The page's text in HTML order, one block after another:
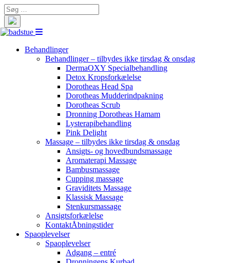
Search
for:
Behandlinger
Behandlinger – tilbydes ikke tirsdag & onsdag
DermaOXY Specialbehandling
Detox Kropsforkælelse
Dorotheas Head Spa
Dorotheas Mudderindpakning
Dorotheas Scrub
Dronning Dorotheas Hamam
Lysterapibehandling
Pink Delight
Massage – tilbydes ikke tirsdag & onsdag
Ansigts- og hovedbundsmassage
Aromaterapi Massage
Bambusmassage
Cupping massage
Graviditets Massage
Klassisk Massage
Stenkursmassage
Ansigtsforkælelse
KontaktÅbningstider
Spaoplevelser
Spaoplevelser
Adgang – entré